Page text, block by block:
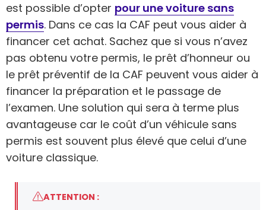
est possible d’opter pour une voiture sans
permis. Dans ce cas la CAF peut vous aider à
financer cet achat. Sachez que si vous n’avez
pas obtenu votre permis, le prêt d’honneur ou
le prêt préventif de la CAF peuvent vous aider à
financer la préparation et le passage de
l’examen. Une solution qui sera à terme plus
avantageuse car le coût d’un véhicule sans
permis est souvent plus élevé que celui d’une
voiture classique.
ATTENTION :